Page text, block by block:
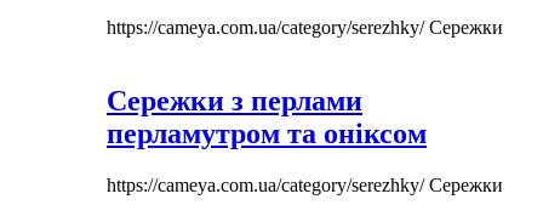
https://cameya.com.ua/category/serezhky/Сережки
Сережки з перлами
перламутром та оніксом
https://cameya.com.ua/category/serezhky/Сережки